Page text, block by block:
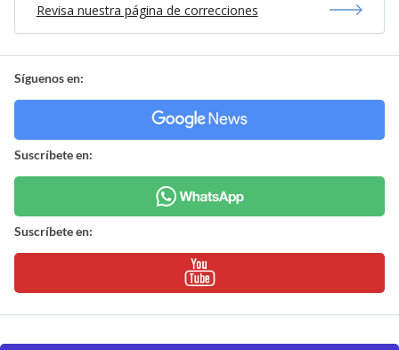
Revisa nuestra página de correcciones
Síguenos en:
Suscríbete en:
Suscríbete en: